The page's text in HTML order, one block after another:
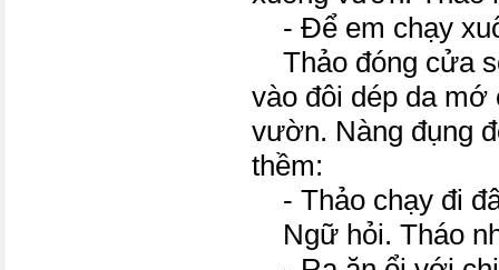
- Để em chạy
Thảo đóng cửa
vào đôi dép da mớ
vườn. Nàng đụng
thềm:
- Thảo chạy đi
Ngữ hỏi. Tháo